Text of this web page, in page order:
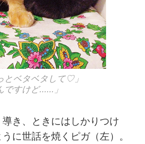
とベタベタして♡」
ですけど......」
き、ときにはしかりつけ
うに世話を焼くピガ（左）。